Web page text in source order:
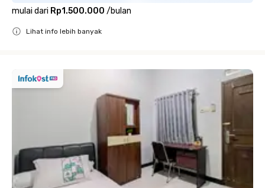
mulai dari Rp1.500.000 /bulan
Lihat info lebih banyak